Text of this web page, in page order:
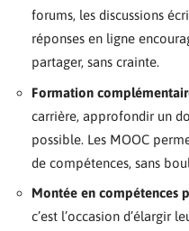
forums, les discussions
réponses en ligne
partager, sans crainte.
Formation
carrière, approfondir un
possible. Les MOOC
de compétences, sans
Montée en compétences
c’est l’occasion d’élargir